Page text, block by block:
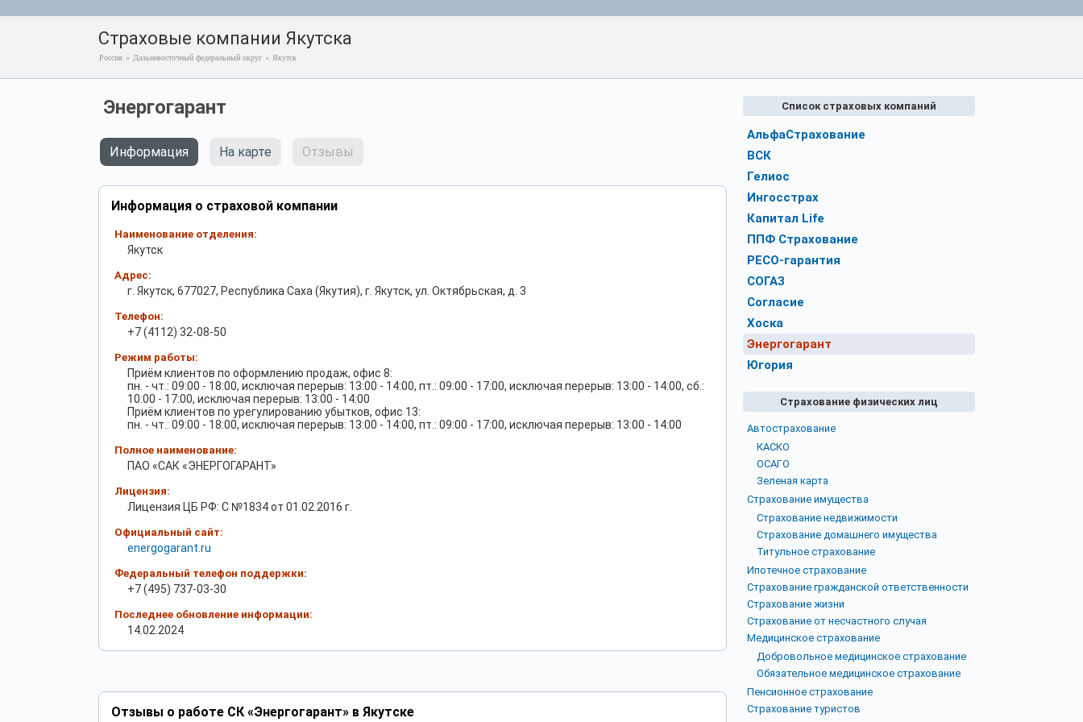
Страховые компании Якутска
Россия » Дальневосточный федеральный округ » Якутск
Энергогарант
Информация На карте Отзывы
Информация о страховой компании
Наименование отделения:
Якутск
Адрес:
г. Якутск, 677027, Республика Саха (Якутия), г. Якутск, ул. Октябрьская, д. 3
Телефон:
+7 (4112) 32-08-50
Режим работы:
Приём клиентов по оформлению продаж, офис 8:
пн. - чт.: 09:00 - 18:00, исключая перерыв: 13:00 - 14:00, пт.: 09:00 - 17:00, исключая перерыв: 13:00 - 14:00, сб.:
10:00 - 17:00, исключая перерыв: 13:00 - 14:00
Приём клиентов по урегулированию убытков, офис 13:
пн. - чт.: 09:00 - 18:00, исключая перерыв: 13:00 - 14:00, пт.: 09:00 - 17:00, исключая перерыв: 13:00 - 14:00
Полное наименование:
ПАО «САК «ЭНЕРГОГАРАНТ»
Лицензия:
Лицензия ЦБ РФ: С №1834 от 01.02.2016 г.
Официальный сайт:
energogarant.ru
Федеральный телефон поддержки:
+7 (495) 737-03-30
Последнее обновление информации:
14.02.2024
Отзывы о работе СК «Энергогарант» в Якутске
Список страховых компаний
АльфаСтрахование
ВСК
Гелиос
Ингосстрах
Капитал Life
ППФ Страхование
РЕСО-гарантия
СОГАЗ
Согласие
Хоска
Энергогарант
Югория
Страхование физических лиц
Автострахование
КАСКО
ОСАГО
Зеленая карта
Страхование имущества
Страхование недвижимости
Страхование домашнего имущества
Титульное страхование
Ипотечное страхование
Страхование гражданской ответственности
Страхование жизни
Страхование от несчастного случая
Медицинское страхование
Добровольное медицинское страхование
Обязательное медицинское страхование
Пенсионное страхование
Страхование туристов